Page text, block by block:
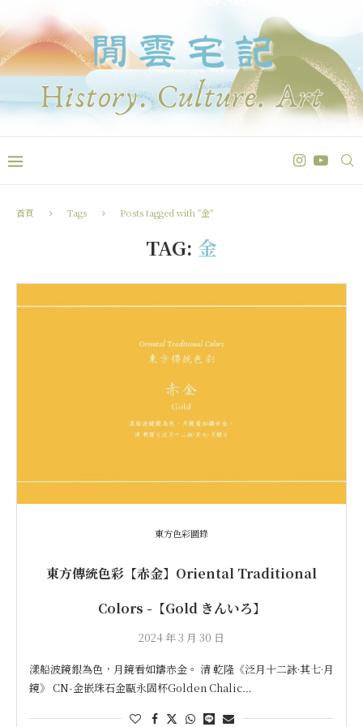
首頁 Tags Posts tagged with "金"
TAG: 金
東方色彩圖錄
東方傳統色彩【赤金】Oriental Traditional
Colors -【Gold きんいろ】
2024 年 3 月 30 日
漾船波鏡銀為色，月鏡看如鑄赤金。 清 乾隆《泛月十二詠·其七·月
鏡》 CN-金嵌珠石金甌永固杯Golden Chalic…